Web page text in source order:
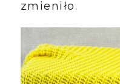
zmieniło.